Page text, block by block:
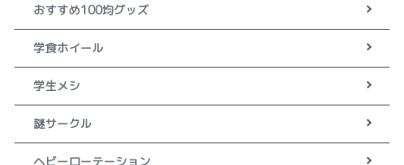
おすすめ100均グッズ
学食ホイール
学生メシ
謎サークル
ヘビーローテーション